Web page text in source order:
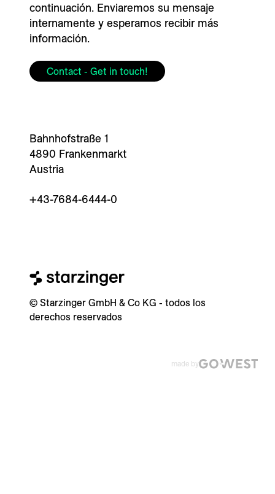
continuación. Enviaremos su mensaje
internamente y esperamos recibir más
información.
Contact - Get in touch!
Bahnhofstraße 1
4890 Frankenmarkt
Austria
+43-7684-6444-0
© Starzinger GmbH & Co KG - todos los
derechos reservados
made by